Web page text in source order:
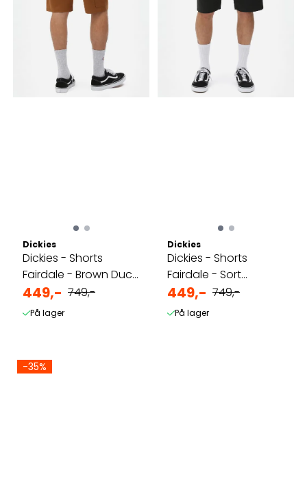
Dickies
Dickies - Shorts
Fairdale - Brown Duck
- Kortbukse
449,- 749,-
På lager
Dickies
Dickies - Shorts
Fairdale - Sort
Kortbukse
449,- 749,-
På lager
-35%